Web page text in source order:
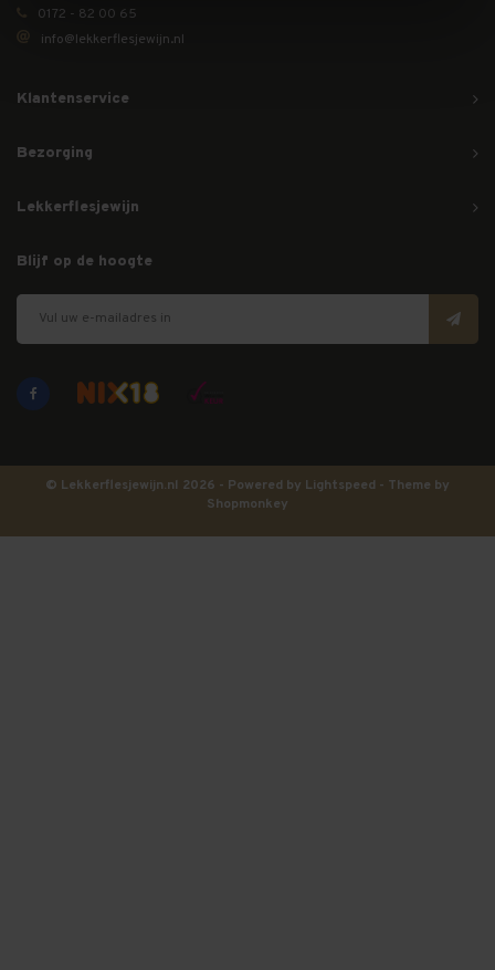
0172 - 82 00 65
info@lekkerflesjewijn.nl
Klantenservice
Bezorging
Lekkerflesjewijn
Blijf op de hoogte
© Lekkerflesjewijn.nl 2026 - Powered by Lightspeed - Theme by
Shopmonkey